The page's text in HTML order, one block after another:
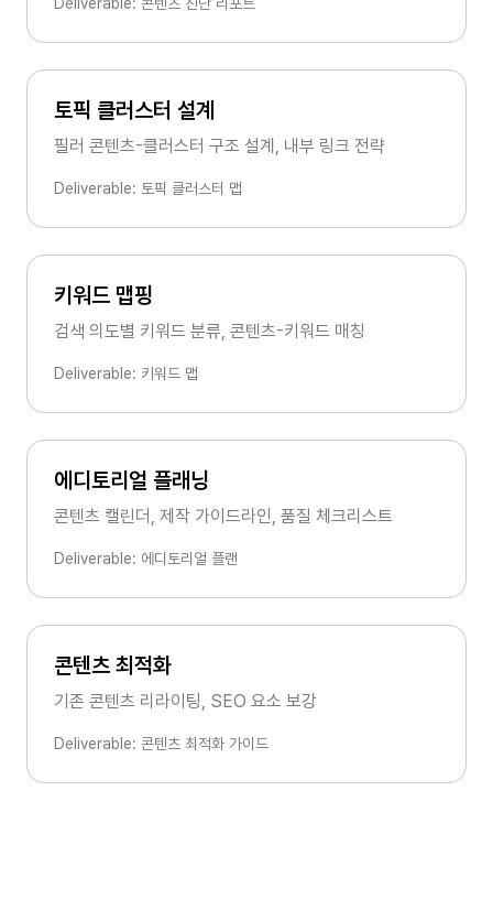
토픽 클러스터 설계
필러 콘텐츠-클러스터 구조 설계, 내부 링크 전략
Deliverable: 토픽 클러스터 맵
키워드 맵핑
검색 의도별 키워드 분류, 콘텐츠-키워드 매칭
Deliverable: 키워드 맵
에디토리얼 플래닝
콘텐츠 캘린더, 제작 가이드라인, 품질 체크리스트
Deliverable: 에디토리얼 플랜
콘텐츠 최적화
기존 콘텐츠 리라이팅, SEO 요소 보강
Deliverable: 콘텐츠 최적화 가이드